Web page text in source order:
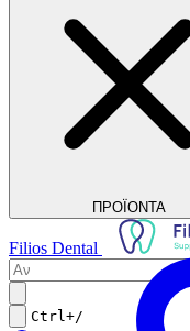
ΠΡΟΪΟΝΤΑ
Filios Dental
Ctrl+/